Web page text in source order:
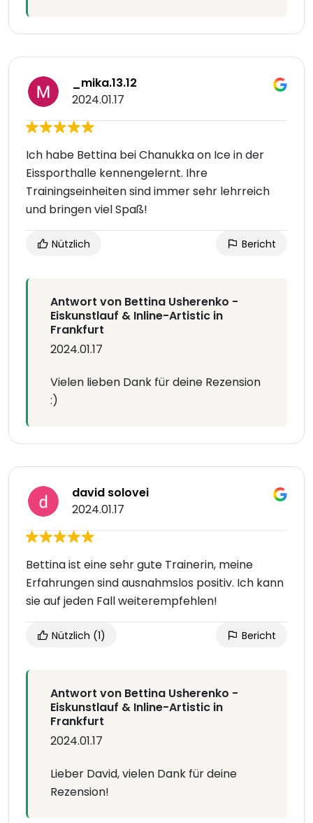
_mika.13.12
2024.01.17
Ich habe Bettina bei Chanukka on Ice in der
Eissporthalle kennengelernt. Ihre
Trainingseinheiten sind immer sehr lehrreich
und bringen viel Spaß!
Nützlich Bericht
Antwort von Bettina Usherenko -
Eiskunstlauf & Inline-Artistic in
Frankfurt
2024.01.17
Vielen lieben Dank für deine Rezension
:)
david solovei
2024.01.17
Bettina ist eine sehr gute Trainerin, meine
Erfahrungen sind ausnahmslos positiv. Ich kann
sie auf jeden Fall weiterempfehlen!
Nützlich (1) Bericht
Antwort von Bettina Usherenko -
Eiskunstlauf & Inline-Artistic in
Frankfurt
2024.01.17
Lieber David, vielen Dank für deine
Rezension!